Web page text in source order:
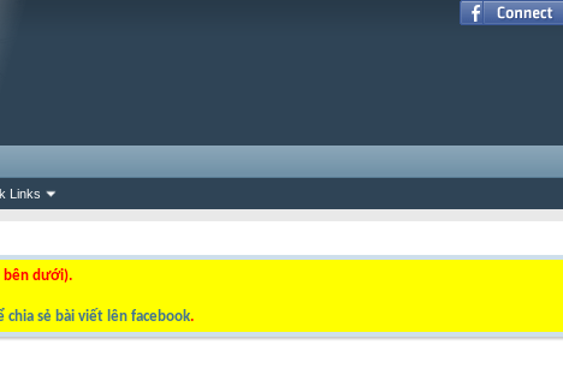
Links
bên dưới).
chia sẻ bài viết lên facebook.